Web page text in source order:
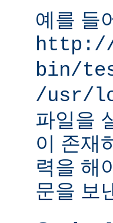
예를 들
http://
bin/
/usr/
파일을
이 존재
력을 해
문을 보